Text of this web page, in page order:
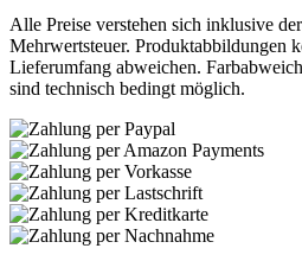
Alle Preise verstehen sich inklusive
Mehrwertsteuer. Produktabbildungen
Lieferumfang abweichen.
sind technisch bedingt möglich.